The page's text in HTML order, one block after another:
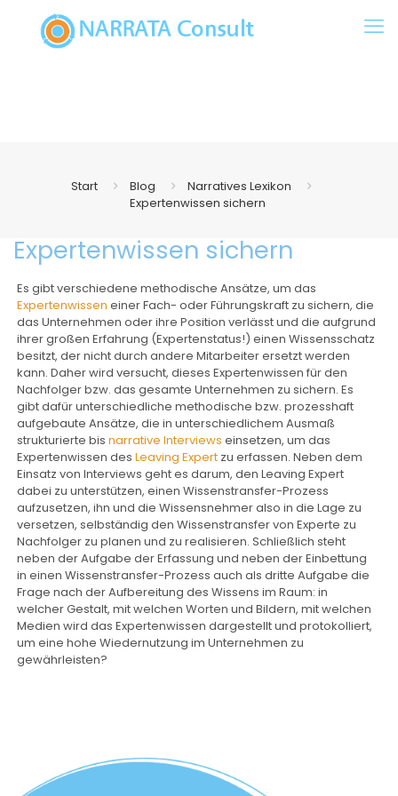
Start Blog
Narratives Lexikon
Expertenwissen sichern
Expertenwissen sichern
Es gibt verschiedene methodische Ansätze, um das
Expertenwissen einer Fach- oder Führungskraft zu sichern, die
das Unternehmen oder ihre Position verlässt und die aufgrund
ihrer großen Erfahrung (Expertenstatus!) einen Wissensschatz
besitzt, der nicht durch andere Mitarbeiter ersetzt werden
kann. Daher wird versucht, dieses Expertenwissen für den
Nachfolger bzw. das gesamte Unternehmen zu sichern. Es
gibt dafür unterschiedliche methodische bzw. prozesshaft
aufgebaute Ansätze, die in unterschiedlichem Ausmaß
strukturierte bisnarrative Interviews einsetzen, um das
Expertenwissen desLeaving Expert zu erfassen. Neben dem
Einsatz von Interviews geht es darum, den Leaving Expert
dabei zu unterstützen, einen Wissenstransfer-Prozess
aufzusetzen, ihn und die Wissensnehmer also in die Lage zu
versetzen, selbständig den Wissenstransfer von Experte zu
Nachfolger zu planen und zu realisieren. Schließlich steht
neben der Aufgabe der Erfassung und neben der Einbettung
in einen Wissenstransfer-Prozess auch als dritte Aufgabe die
Frage nach der Aufbereitung des Wissens im Raum: in
welcher Gestalt, mit welchen Worten und Bildern, mit welchen
Medien wird das Expertenwissen dargestellt und protokolliert,
um eine hohe Wiedernutzung im Unternehmen zu
gewährleisten?